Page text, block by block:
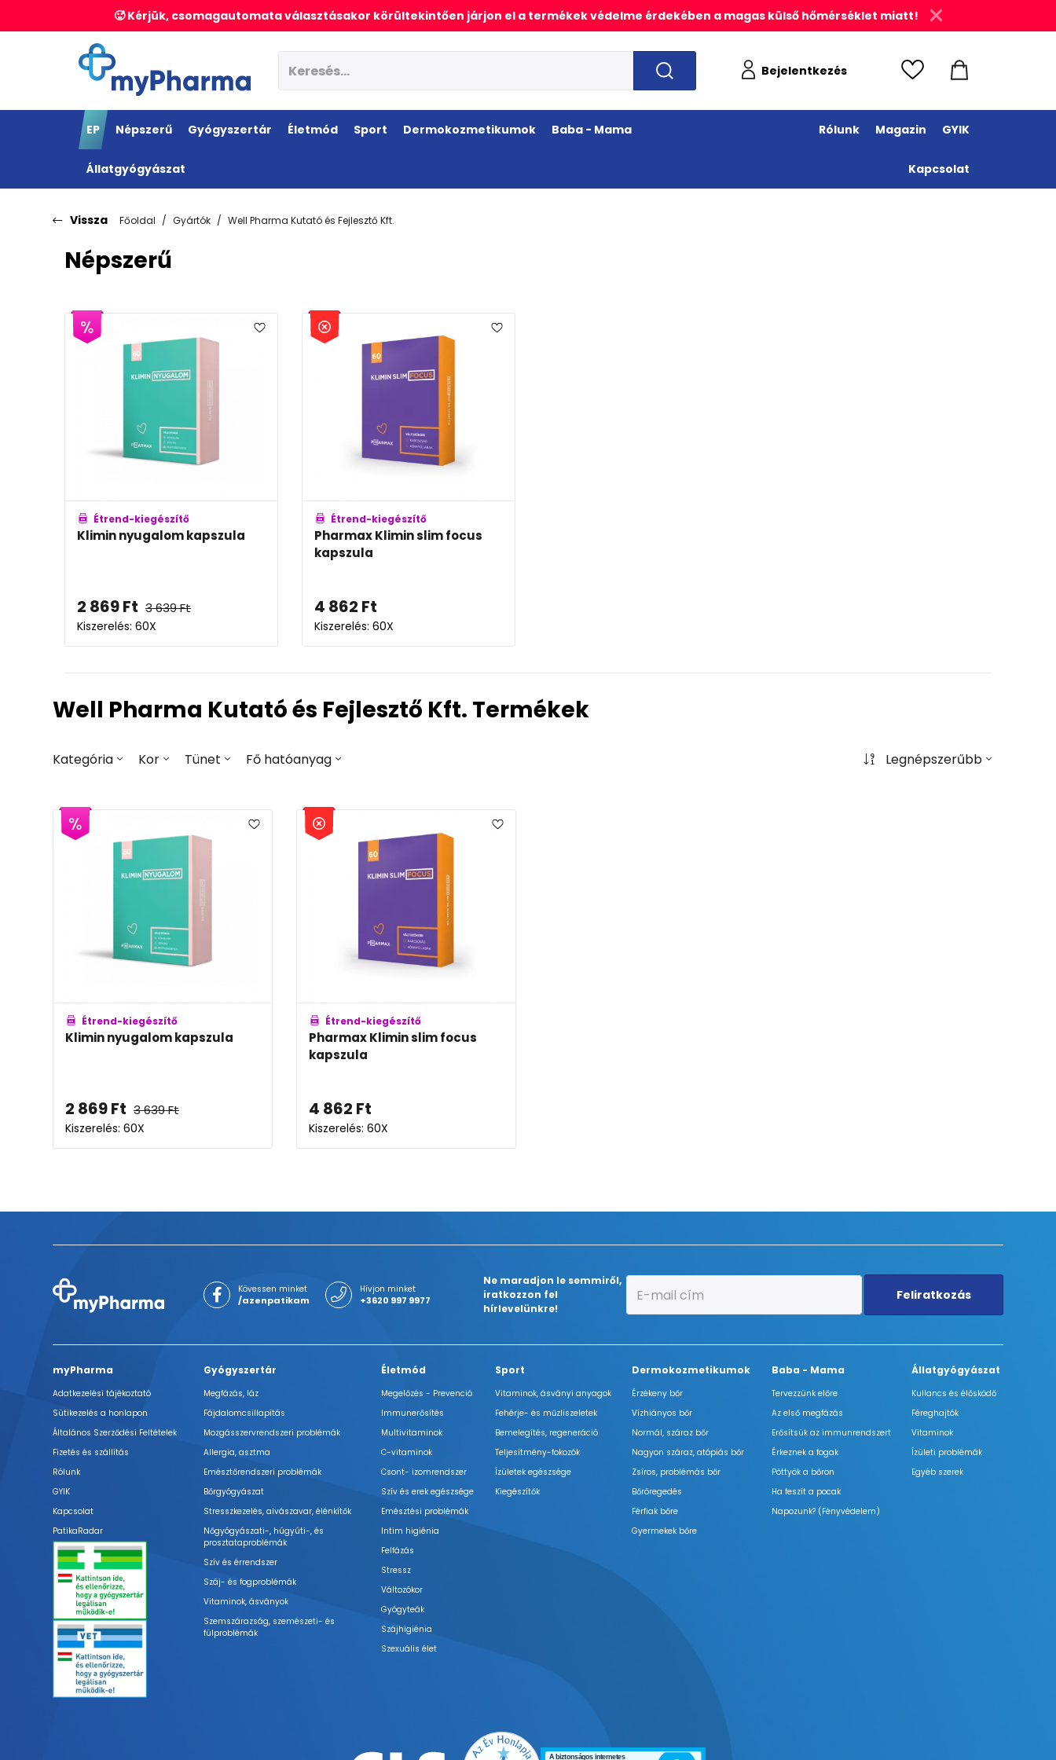
🥵 Kérjük, csomagautomata választásakor körültekintően járjon el a termékek védelme érdekében a magas külső hőmérséklet miatt!
Bejelentkezés
EP Népszerű Gyógyszertár Életmód Sport Dermokozmetikumok Baba - Mama
Állatgyógyászat
Rólunk Magazin GYIK
Kapcsolat
Vissza Főoldal Gyártók Well Pharma Kutató és Fejlesztő Kft.
Népszerű
Étrend-kiegészítő
Klimin nyugalom kapszula
2 869Ft 3 639Ft
Kiszerelés: 60X
Étrend-kiegészítő
Pharmax Klimin slim focus
kapszula
4 862 Ft
Kiszerelés: 60X
Well Pharma Kutató és Fejlesztő Kft. Termékek
Kategória Kor Tünet Fő hatóanyag Legnépszerűbb
Étrend-kiegészítő
Klimin nyugalom kapszula
2 869Ft 3 639Ft
Kiszerelés: 60X
Étrend-kiegészítő
Pharmax Klimin slim focus
kapszula
4 862 Ft
Kiszerelés: 60X
Kövessen minket
/azenpatikam
Hívjon minket
+3620 997 9977
Ne maradjon le semmiről,
iratkozzon fel
hírlevelünkre!
Feliratkozás
myPharma
Adatkezelési tájékoztató
Sütikezelés a honlapon
Általános Szerződési Feltételek
Fizetés és szállítás
Rólunk
GYIK
Kapcsolat
PatikaRadar
Gyógyszertár
Megfázás, láz
Fájdalomcsillapítás
Mozgásszervrendszeri problémák
Allergia, asztma
Emésztőrendszeri problémák
Bőrgyógyászat
Stresszkezelés, alvászavar, élénkítők
Nőgyógyászati-, húgyúti-, és
prosztataproblémák
Szív és érrendszer
Száj- és fogproblémák
Vitaminok, ásványok
Szemszárazság, szemészeti- és
fülproblémák
Életmód
Megelőzés - Prevenció
Immunerősítés
Multivitaminok
C-vitaminok
Csont- izomrendszer
Szív és erek egészsége
Emésztési problémák
Intim higiénia
Felfázás
Stressz
Változókor
Gyógyteák
Szájhigiénia
Szexuális élet
Sport
Vitaminok, ásványi anyagok
Fehérje- és műzliszeletek
Bemelegítés, regeneráció
Teljesítmény-fokozók
Ízületek egészsége
Kiegészítők
Dermokozmetikumok
Érzékeny bőr
Vízhiányos bőr
Normál, száraz bőr
Nagyon száraz, atópiás bőr
Zsíros, problémás bőr
Bőröregedés
Férfiak bőre
Gyermekek bőre
Baba - Mama
Tervezzünk előre
Az első megfázás
Erősítsük az immunrendszert
Érkeznek a fogak
Pöttyök a bőron
Ha feszít a pocak
Napozunk? (Fényvédelem)
Állatgyógyászat
Kullancs és élősködő
Féreghajtók
Vitaminok
Ízületi problémák
Egyéb szerek